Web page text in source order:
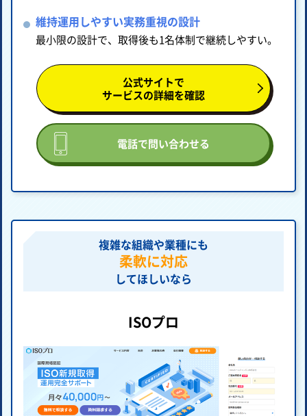
維持運用しやすい実務重視の設計
最小限の設計で、取得後も1名体制で継続しやすい。
公式サイトで
サービスの詳細を確認
電話で問い合わせる
複雑な組織や業種にも
柔軟に対応
してほしいなら
ISOプロ